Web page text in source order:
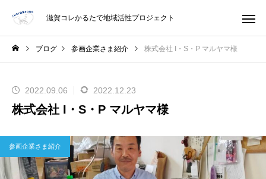
滋賀コレかるたで地域活性プロジェクト
ブログ 参画企業さま紹介 株式会社 I・S・P マルヤマ様
2022.09.06 2022.12.23
株式会社 I・S・P マルヤマ様
参画企業さま紹介